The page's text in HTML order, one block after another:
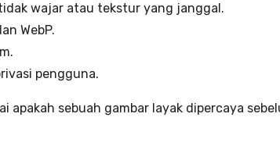
wajar atau tekstur yang janggal.
WebP.
pengguna.
sebuah gambar layak dipercaya